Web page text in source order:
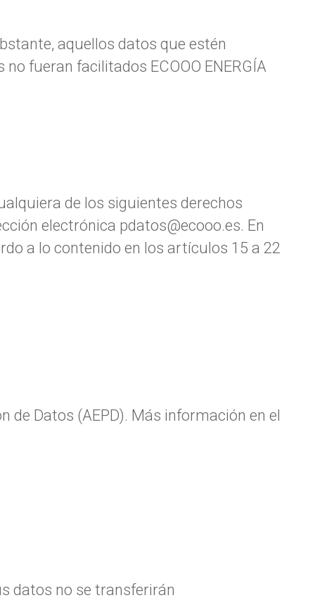
aquellos datos que estén
fueran facilitados ECOOO ENERGÍA
de los siguientes derechos
electrónica pdatos@ecooo.es. En
a lo contenido en los artículos 15 a 22
de Datos (AEPD). Más información en el
datos no se transferirán